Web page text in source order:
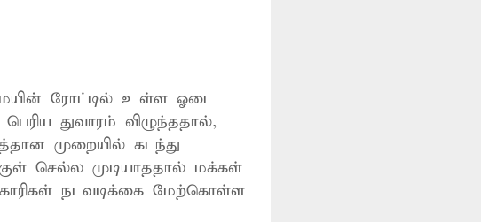
மெயின் ரோட்டில் உள்ள ஓடை
துவாரம் விழுந்ததால்,
முறையில் கடந்து
செல்ல முடியாததால் மக்கள்
நடவடிக்கை மேற்கொள்ள